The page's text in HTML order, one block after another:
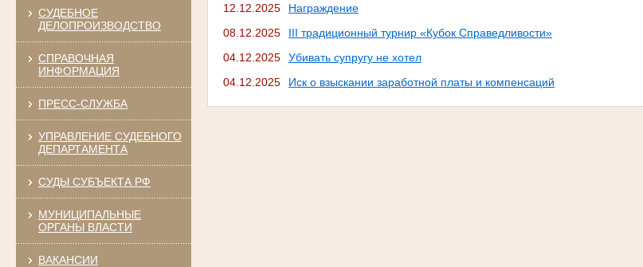
СУДЕБНОЕ
ДЕЛОПРОИЗВОДСТВО
СПРАВОЧНАЯ
ИНФОРМАЦИЯ
ПРЕСС-СЛУЖБА
УПРАВЛЕНИЕ СУДЕБНОГО
ДЕПАРТАМЕНТА
СУДЫ СУБЪЕКТА РФ
МУНИЦИПАЛЬНЫЕ
ОРГАНЫ ВЛАСТИ
ВАКАНСИИ
12.12.2025
Награждение
08.12.2025
III традиционный турнир «Кубок Справедливости»
04.12.2025
Убивать супругу не хотел
04.12.2025
Иск о взыскании заработной платы и компенсаций